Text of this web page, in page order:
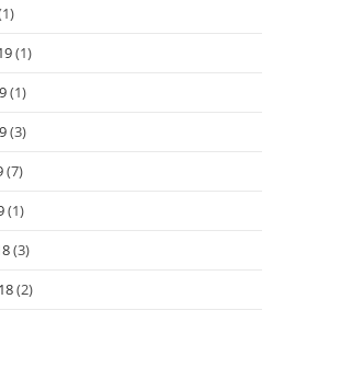
(1)
(1)
(3)
(7)
(1)
(3)
(2)